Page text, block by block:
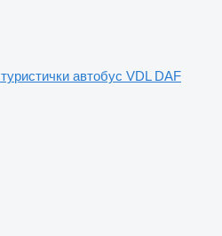
туристички автобус VDL DAF